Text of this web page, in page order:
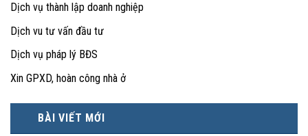
Dịch vụ thành lập doanh nghiệp
Dịch vu tư vấn đầu tư
Dịch vụ pháp lý BĐS
Xin GPXD, hoàn công nhà ở
BÀI VIẾT MỚI